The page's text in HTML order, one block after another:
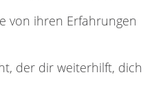
von ihren Erfahrungen
der dir weiterhilft, dich